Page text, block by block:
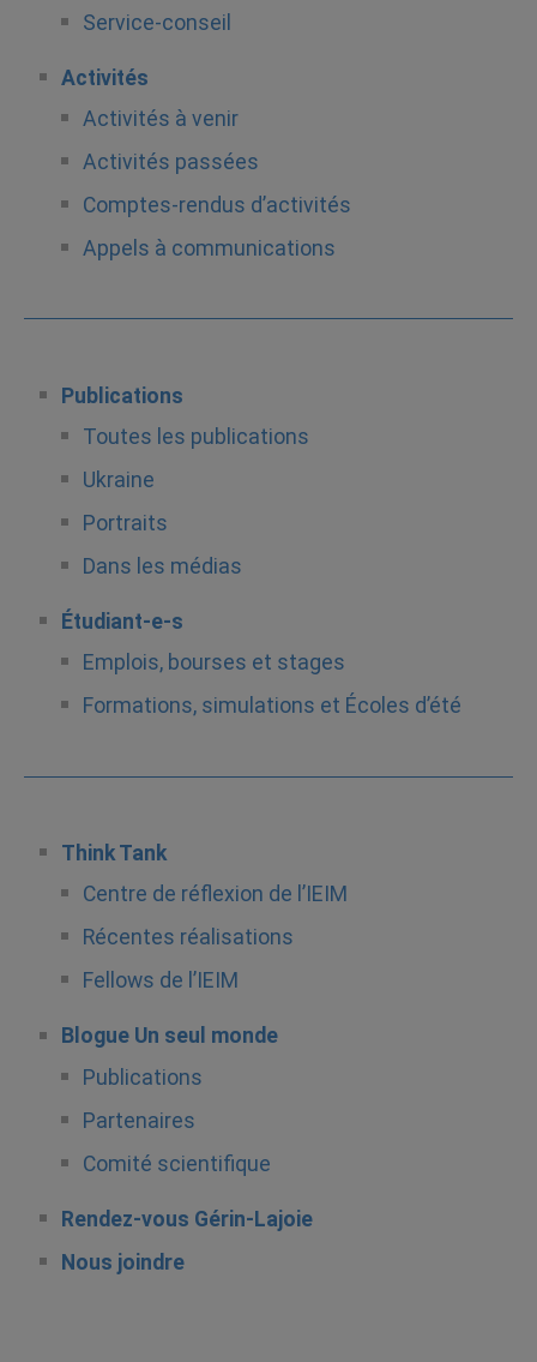
Service-conseil
Activités
Activités à venir
Activités passées
Comptes-rendus d’activités
Appels à communications
Publications
Toutes les publications
Ukraine
Portraits
Dans les médias
Étudiant-e-s
Emplois, bourses et stages
Formations, simulations et Écoles d’été
Think Tank
Centre de réflexion de l’IEIM
Récentes réalisations
Fellows de l’IEIM
Blogue Un seul monde
Publications
Partenaires
Comité scientifique
Rendez-vous Gérin-Lajoie
Nous joindre